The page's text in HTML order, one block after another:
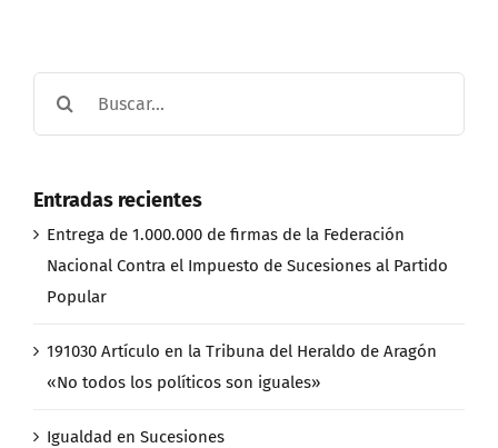
Entradas recientes
Entrega de 1.000.000 de firmas de la Federación
Nacional Contra el Impuesto de Sucesiones al Partido
Popular
191030 Artículo en la Tribuna del Heraldo de Aragón
«No todos los políticos son iguales»
Igualdad en Sucesiones